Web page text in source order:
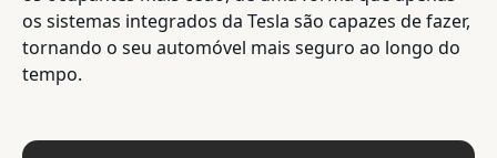
os sistemas integrados da Tesla são capazes de fazer,
tornando o seu automóvel mais seguro ao longo do
tempo.